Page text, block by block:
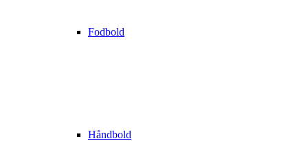
Fodbold
Håndbold